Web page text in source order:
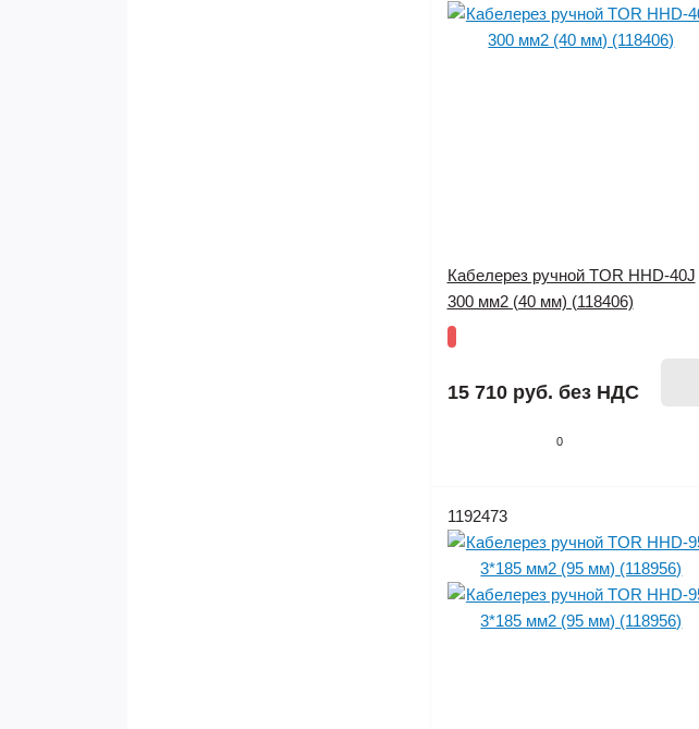
0
Кабелерез ручной TOR HHD-40J
300 мм2 (40 мм) (118406)
15 710 руб. без НДС
1192473